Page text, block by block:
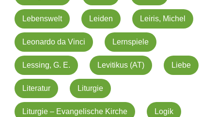
Lebenswelt Leiden Leiris, Michel
Leonardo da Vinci Lernspiele
Lessing, G. E. Levitikus (AT) Liebe
Literatur Liturgie
Liturgie – Evangelische Kirche Logik